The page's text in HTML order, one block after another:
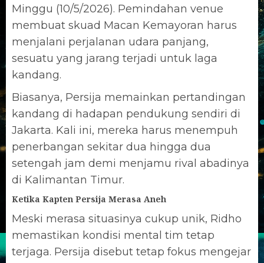
Minggu (10/5/2026). Pemindahan venue
membuat skuad Macan Kemayoran harus
menjalani perjalanan udara panjang,
sesuatu yang jarang terjadi untuk laga
kandang.
Biasanya, Persija memainkan pertandingan
kandang di hadapan pendukung sendiri di
Jakarta. Kali ini, mereka harus menempuh
penerbangan sekitar dua hingga dua
setengah jam demi menjamu rival abadinya
di Kalimantan Timur.
Ketika Kapten Persija Merasa Aneh
Meski merasa situasinya cukup unik, Ridho
memastikan kondisi mental tim tetap
terjaga. Persija disebut tetap fokus mengejar